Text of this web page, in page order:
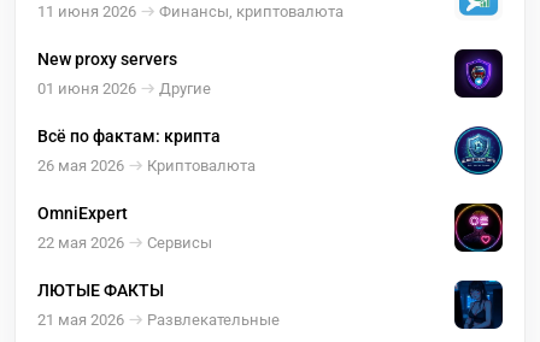
11 июня 2026 Финансы, криптовалюта
New proxy servers
01 июня 2026 Другие
Всё по фактам: крипта
26 мая 2026 Криптовалюта
OmniExpert
22 мая 2026 Сервисы
ЛЮТЫЕ ФАКТЫ
21 мая 2026 Развлекательные